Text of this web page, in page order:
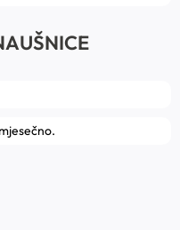
mjesečno.